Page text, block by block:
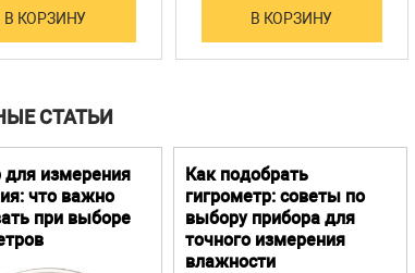
В КОРЗИНУ В КОРЗИНУ
СТАТЬИ
для измерения
что важно
при выборе
Как подобрать
гигрометр: советы по
выбору прибора для
точного измерения
влажности